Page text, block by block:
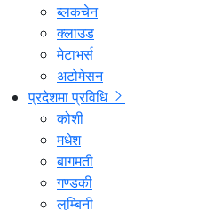
ब्लकचेन
क्लाउड
मेटाभर्स
अटोमेसन
प्रदेशमा प्रविधि
कोशी
मधेश
बागमती
गण्डकी
लुम्बिनी